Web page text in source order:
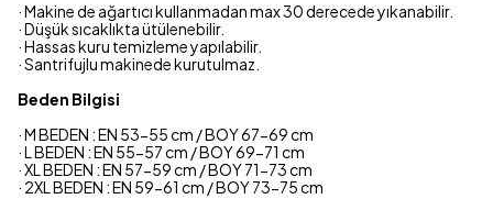
· Makine de ağartıcı kullanmadan max 30 derecede yıkanabilir.
· Düşük sıcaklıkta ütülenebilir.
· Hassas kuru temizleme yapılabilir.
· Santrifujlu makinede kurutulmaz.
Beden Bilgisi
· M BEDEN : EN 53-55 cm / BOY 67-69 cm
· L BEDEN : EN 55-57 cm / BOY 69-71 cm
· XL BEDEN : EN 57-59 cm / BOY 71-73 cm
· 2XL BEDEN : EN 59-61 cm / BOY 73-75 cm